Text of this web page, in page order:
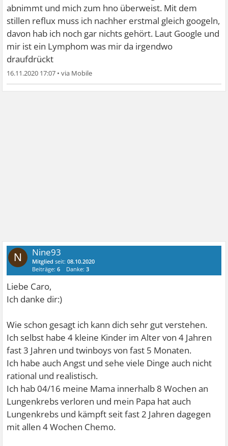
abnimmt und mich zum hno überweist. Mit dem
stillen reflux muss ich nachher erstmal gleich googeln,
davon hab ich noch gar nichts gehört. Laut Google und
mir ist ein Lymphom was mir da irgendwo
draufdrückt
16.11.2020 17:07 •
N Nine93
Mitglied seit:08.10.2020
Beiträge:6 Danke:3
Liebe Caro,
Ich danke dir:)
Wie schon gesagt ich kann dich sehr gut verstehen.
Ich selbst habe 4 kleine Kinder im Alter von 4 Jahren
fast 3 Jahren und twinboys von fast 5 Monaten.
Ich habe auch Angst und sehe viele Dinge auch nicht
rational und realistisch.
Ich hab 04/16 meine Mama innerhalb 8 Wochen an
Lungenkrebs verloren und mein Papa hat auch
Lungenkrebs und kämpft seit fast 2 Jahren dagegen
mit allen 4 Wochen Chemo.